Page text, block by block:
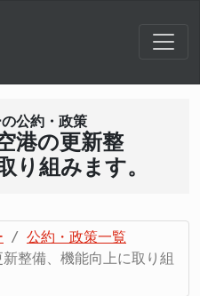
公約・政策
港の更新整
り組みます。
公約・政策一覧
整備、機能向上に取り組